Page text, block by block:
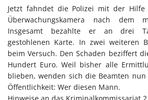
Jetzt fahndet die Polizei mit der Hilfe
Überwachungskamera nach dem
Insgesamt bezahlte er an drei
gestohlenen Karte. In zwei weiteren
beim Versuch. Den Schaden beziffert
Hundert Euro. Weil bisher alle
blieben, wenden sich die Beamten
Öffentlichkeit: Wer diesen Mann.